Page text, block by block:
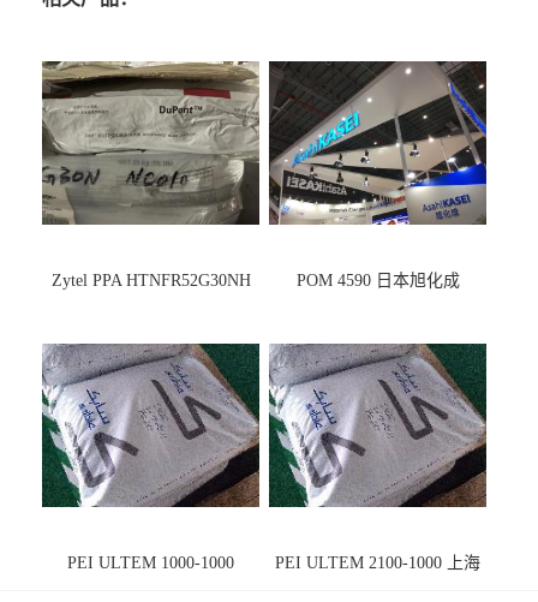
Zytel PPA HTNFR52G30NH POM 4590 日本旭化成
PEI ULTEM 1000-1000
PEI ULTEM 2100-1000 上海